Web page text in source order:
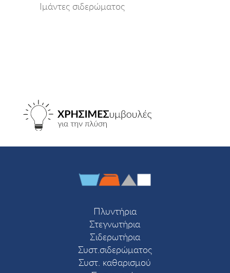
Ιμάντες σιδερώματος
Πλυντήρια
Στεγνωτήρια
Σιδερωτήρια
Συστ.σιδερώματος
Συστ. καθαρισμού